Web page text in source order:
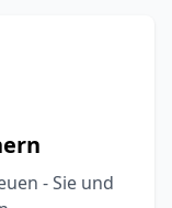
- Sie und